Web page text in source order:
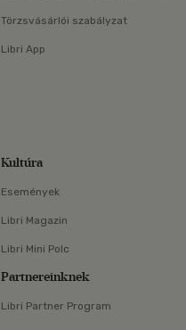
Törzsvásárlói szabályzat
Libri App
Kultúra
Események
Libri Magazin
Libri Mini Polc
Partnereinknek
Libri Partner Program